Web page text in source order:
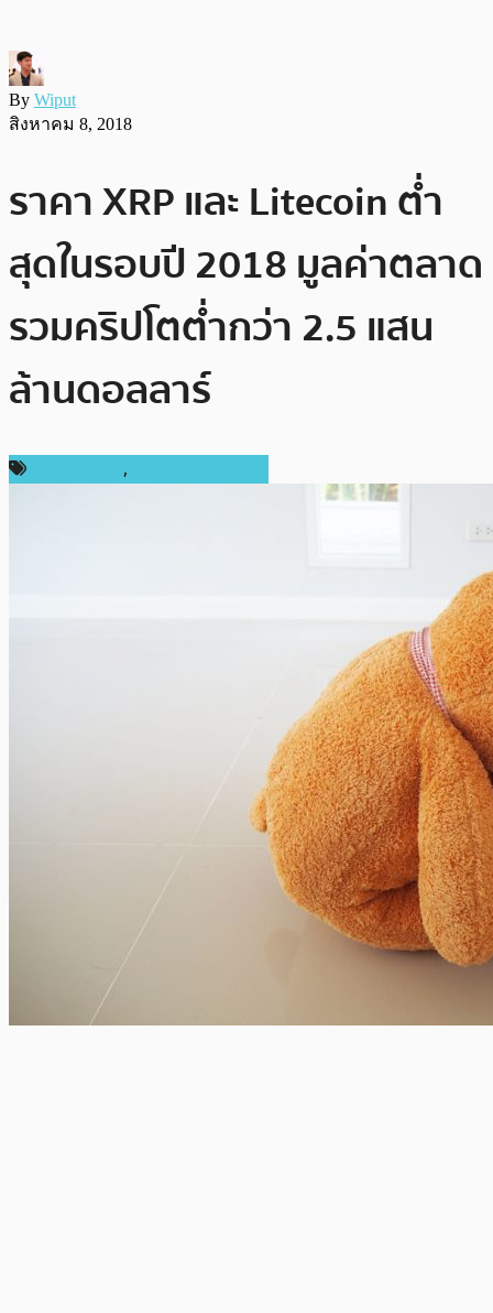
By Wiput
สิงหาคม 8, 2018
ราคา XRP และ Litecoin ต่ำ
สุดในรอบปี 2018 มูลค่าตลาด
รวมคริปโตต่ำกว่า 2.5 แสน
ล้านดอลลาร์
,